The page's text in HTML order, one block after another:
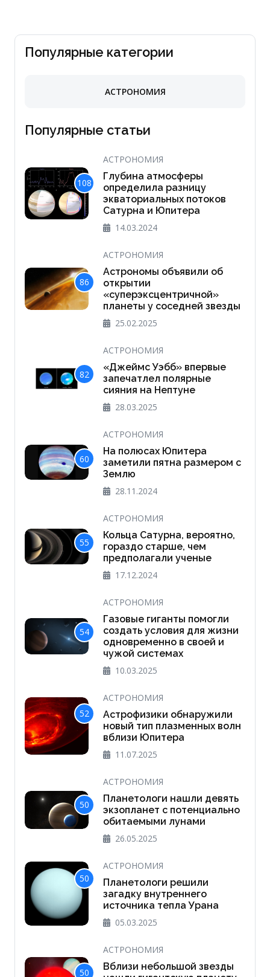
Популярные категории
АСТРОНОМИЯ
Популярные статьи
108
АСТРОНОМИЯ
Глубина атмосферы
определила разницу
экваториальных потоков
Сатурна и Юпитера
14.03.2024
86
АСТРОНОМИЯ
Астрономы объявили об
открытии
«суперэксцентричной»
планеты у соседней звезды
25.02.2025
82
АСТРОНОМИЯ
«Джеймс Уэбб» впервые
запечатлел полярные
сияния на Нептуне
28.03.2025
60
АСТРОНОМИЯ
На полюсах Юпитера
заметили пятна размером с
Землю
28.11.2024
55
АСТРОНОМИЯ
Кольца Сатурна, вероятно,
гораздо старше, чем
предполагали ученые
17.12.2024
54
АСТРОНОМИЯ
Газовые гиганты помогли
создать условия для жизни
одновременно в своей и
чужой системах
10.03.2025
52
АСТРОНОМИЯ
Астрофизики обнаружили
новый тип плазменных волн
вблизи Юпитера
11.07.2025
50
АСТРОНОМИЯ
Планетологи нашли девять
экзопланет с потенциально
обитаемыми лунами
26.05.2025
50
АСТРОНОМИЯ
Планетологи решили
загадку внутреннего
источника тепла Урана
05.03.2025
50
АСТРОНОМИЯ
Вблизи небольшой звезды